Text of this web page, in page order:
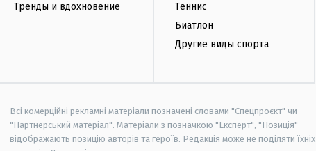
Тренды и вдохновение
Теннис
Биатлон
Другие виды спорта
Всі комерційні рекламні матеріали позначені словами "Спецпроєкт" чи
"Партнерський матеріал". Матеріали з позначкою "Експерт", "Позиція"
відображають позицію авторів та героїв. Редакція може не поділяти їхніх